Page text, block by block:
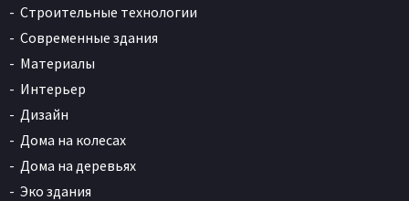
Строительные технологии
Современные здания
Материалы
Интерьер
Дизайн
Дома на колесах
Дома на деревьях
Эко здания